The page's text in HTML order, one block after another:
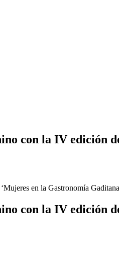
con la IV edición
en la Gastronomía
con la IV edición